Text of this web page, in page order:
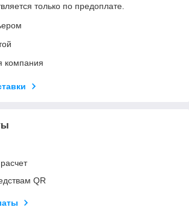
только по предоплате.
компания
QR